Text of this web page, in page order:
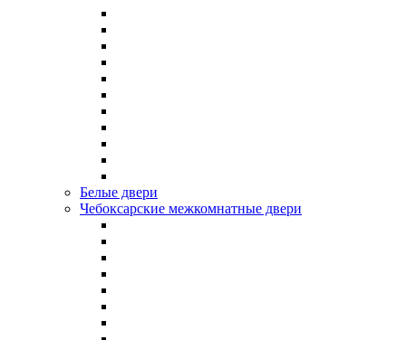
Белые двери
Чебоксарские межкомнатные двери